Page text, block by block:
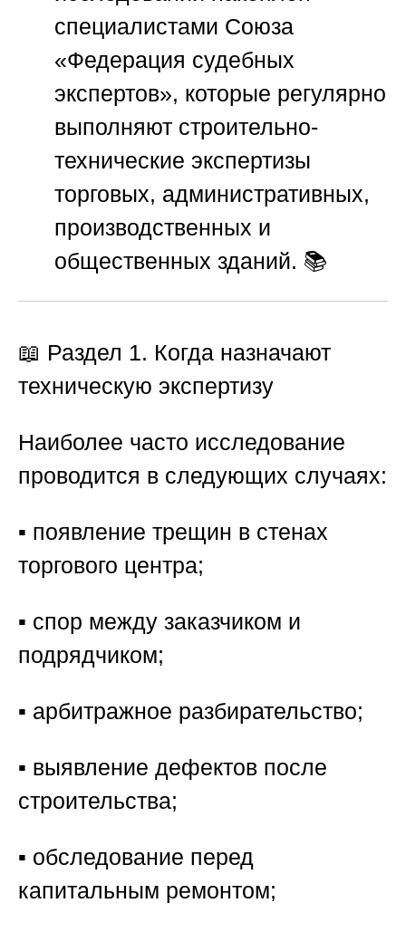
специалистами Союза
«Федерация судебных
экспертов», которые регулярно
выполняют строительно-
технические экспертизы
торговых, административных,
производственных и
общественных зданий. 📚
📖 Раздел 1. Когда назначают
техническую экспертизу
Наиболее часто исследование
проводится в следующих случаях:
▪️ появление трещин в стенах
торгового центра;
▪️ спор между заказчиком и
подрядчиком;
▪️ арбитражное разбирательство;
▪️ выявление дефектов после
строительства;
▪️ обследование перед
капитальным ремонтом;